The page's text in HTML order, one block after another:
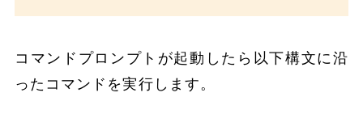
コマンドプロンプトが起動したら以下構文に沿
ったコマンドを実行します。